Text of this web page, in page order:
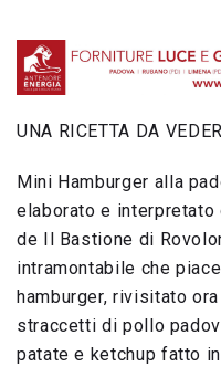
UNA RICETTA DA
Mini Hamburger alla
elaborato e interpretato
de Il Bastione di
intramontabile che
hamburger, rivisitato
straccetti di pollo
patate e ketchup fatto